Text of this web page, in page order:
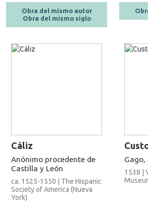
Obra del mismo autor
Obra del mismo siglo
Cáliz
Anónimo procedente de
Castilla y León
ca. 1525-1550 | The Hispanic
Society of America (Nueva
York)
Gago,
1538 |